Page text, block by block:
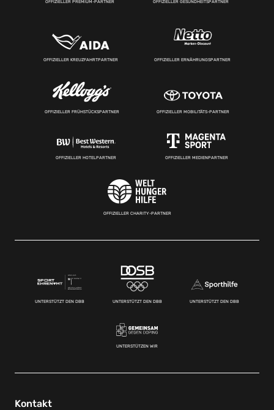
OFFIZIELLER PREMIUM-PARTNER OFFIZIELLER GESUNDHEITSPARTNER
OFFIZIELLER KREUZFAHRTPARTNER OFFIZIELLER ERNÄHRUNGSPARTNER
OFFIZIELLER FRÜHSTÜCKSPARTNER OFFIZIELLER MOBILITÄTS-PARTNER
OFFIZIELLER HOTELPARTNER OFFIZIELLER MEDIENPARTNER
OFFIZIELLER CHARITY-PARTNER
UNTERSTÜTZT DEN DBB UNTERSTÜTZT DEN DBB UNTERSTÜTZT DEN DBB
UNTERSTÜTZEN WIR
Kontakt